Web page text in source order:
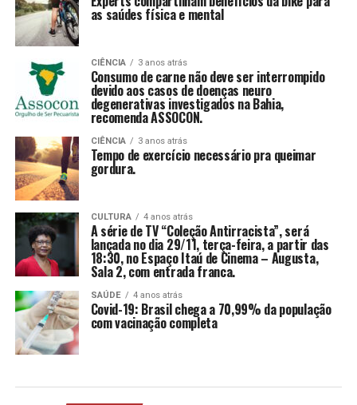
as saúdes física e mental
CIÊNCIA 3 anos atrás
Consumo de carne não deve ser interrompido
devido aos casos de doenças neuro
degenerativas investigados na Bahia,
recomenda ASSOCON.
CIÊNCIA 3 anos atrás
Tempo de exercício necessário pra queimar
gordura.
CULTURA 4 anos atrás
A série de TV “Coleção Antirracista”, será
lançada no dia 29/11, terça-feira, a partir das
18:30, no Espaço Itaú de Cinema – Augusta,
Sala 2, com entrada franca.
SAÚDE 4 anos atrás
Covid-19: Brasil chega a 70,99% da população
com vacinação completa